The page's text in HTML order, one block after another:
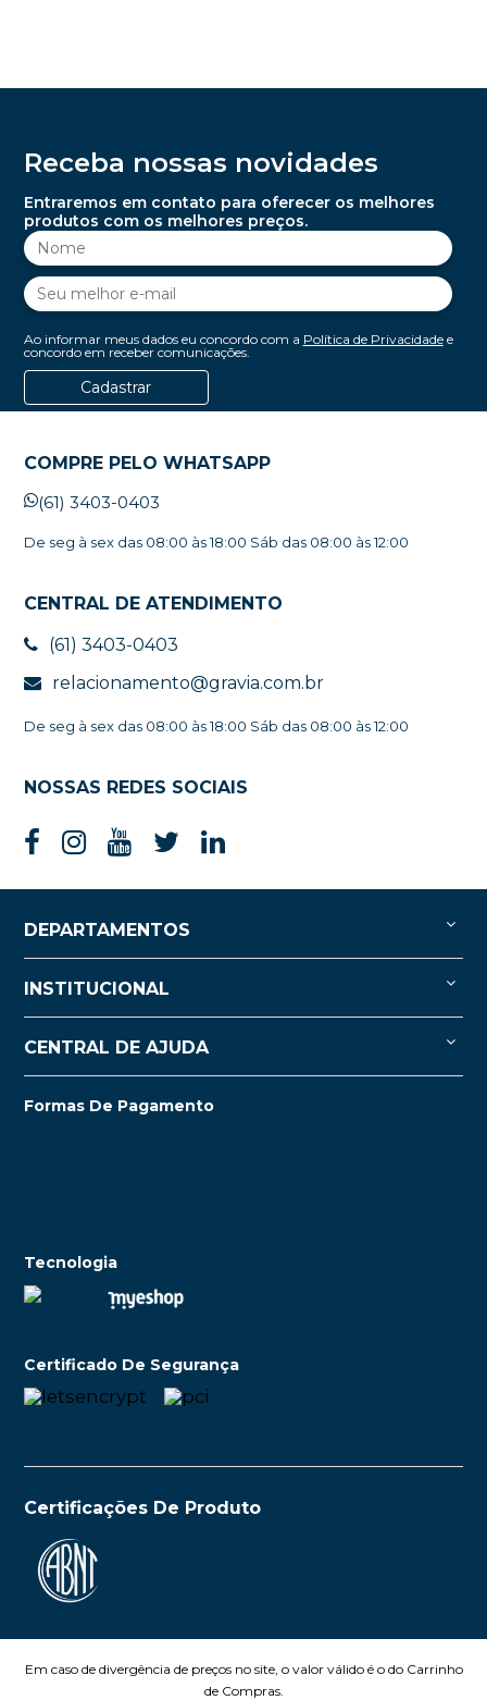
Receba nossas novidades
Entraremos em contato para oferecer os melhores
produtos com os melhores preços.
Ao informar meus dados eu concordo com a Política de Privacidadee
concordo em receber comunicações.
Cadastrar
COMPRE PELO WHATSAPP
(61) 3403-0403
De seg à sex das 08:00 às 18:00 Sáb das 08:00 às 12:00
CENTRAL DE ATENDIMENTO
(61) 3403-0403
relacionamento@gravia.com.br
De seg à sex das 08:00 às 18:00 Sáb das 08:00 às 12:00
NOSSAS REDES SOCIAIS
DEPARTAMENTOS
INSTITUCIONAL
CENTRAL DE AJUDA
Formas De Pagamento
Tecnologia
Certificado De Segurança
Certificações De Produto
Em caso de divergência de preços no site, o valor válido é o do Carrinho
de Compras.